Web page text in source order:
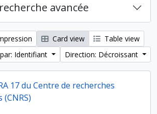
avancée
Card view
Table view
Identifiant
Direction: Décroissant
17 du Centre de recherches